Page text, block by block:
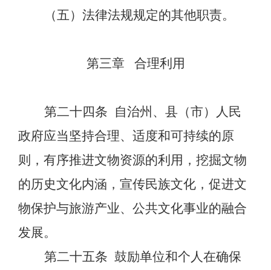
（五）法律法规规定的其他职责。
第三章 合理利用
第二十四条
自治州、县（市）人民
政府应当坚持合理、适度和可持续的原
则，有序推进文物资源的利用，挖掘文物
的历史文化内涵，宣传民族文化，促进文
物保护与旅游产业、公共文化事业的融合
发展。
第二十五条 鼓励单位和个人在确保